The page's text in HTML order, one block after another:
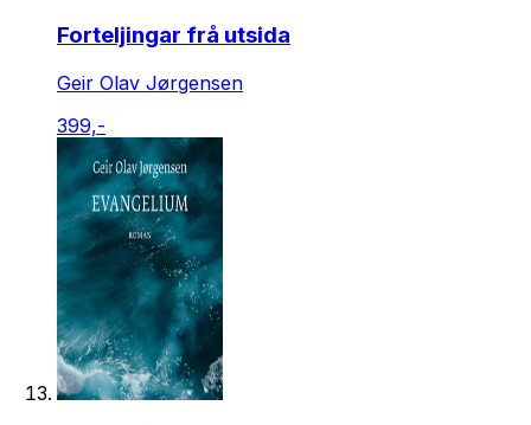
Forteljingar frå utsida
Geir Olav Jørgensen
399,-